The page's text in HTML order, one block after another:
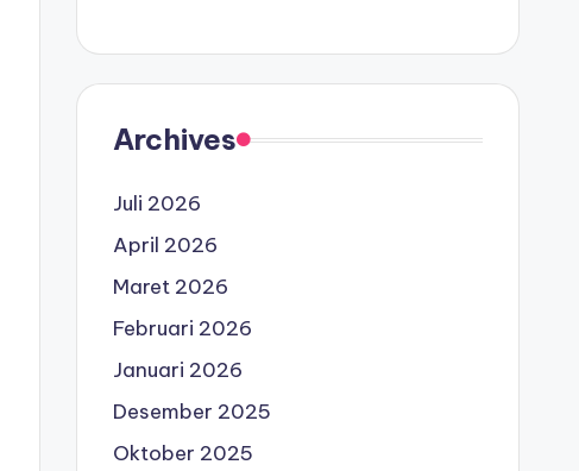
Archives
Juli 2026
April 2026
Maret 2026
Februari 2026
Januari 2026
Desember 2025
Oktober 2025